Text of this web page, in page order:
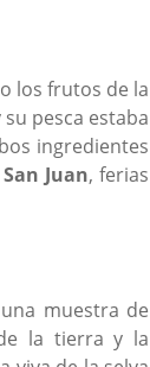
los frutos de la
pesca estaba
ingredientes
San Juan, ferias
muestra de
la tierra y la